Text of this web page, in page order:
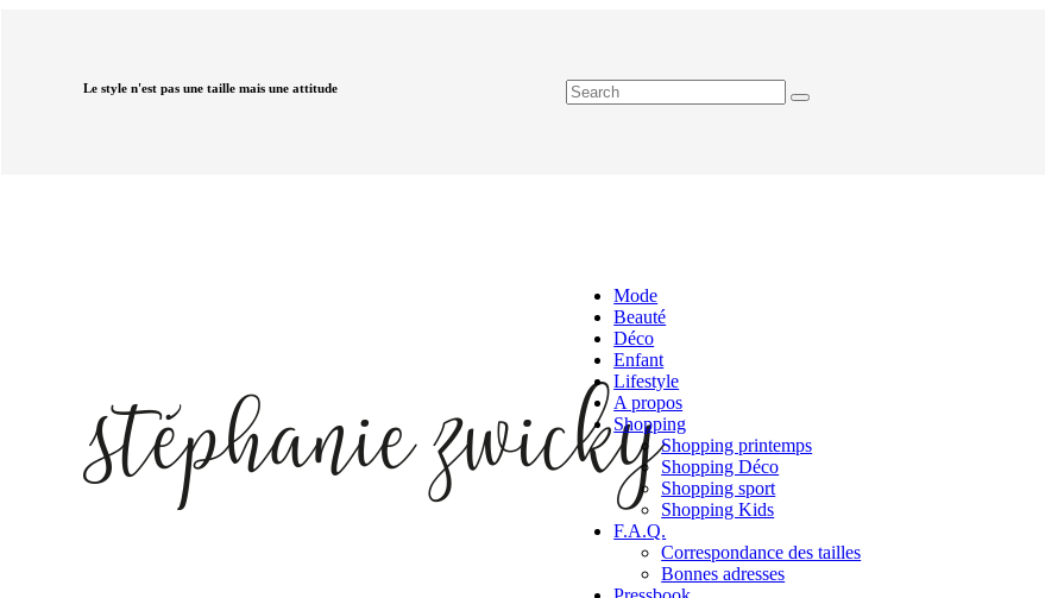
Le style n'est pas une taille mais une attitude
Mode
Beauté
Déco
Enfant
Lifestyle
A propos
Shopping
Shopping printemps
Shopping Déco
Shopping sport
Shopping Kids
F.A.Q.
Correspondance des tailles
Bonnes adresses